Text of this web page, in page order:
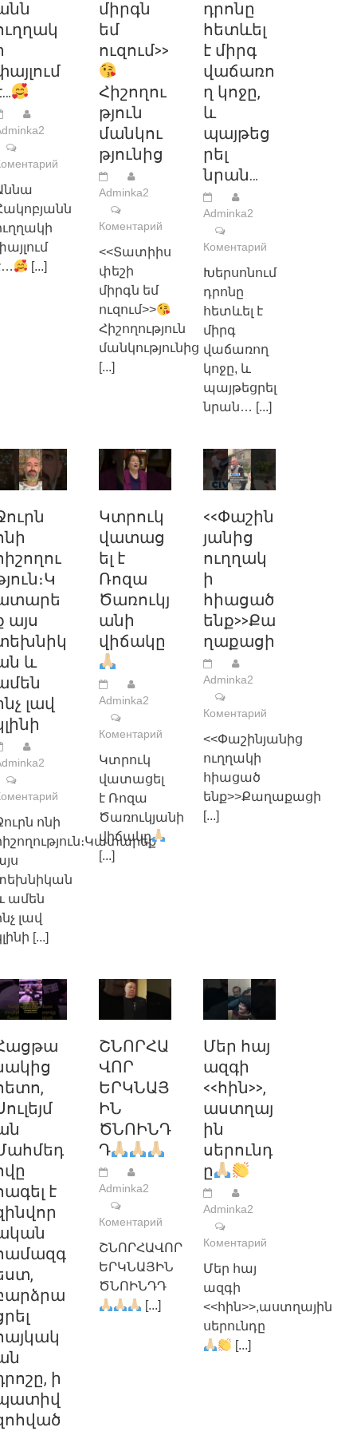
[...]
միրգն
եմ
ուզում>>
Հիշողու
թյուն
մանկու
թյունից
Adminka2
Коментарий
<<Տատիիս
փեշի
միրգն եմ
ուզում>>
Հիշողություն
մանկությունից
[...]
դրոնը
հետևել
է միրգ
վաճառո
ղ կոջը,
և
պայթեց
րել
նրան…
Adminka2
Коментарий
Խերսոնում
դրոնը
հետևել է
միրգ
վաճառող
կոջը, և
պայթեցրել
նրան… [...]
այս
և
լավ
ոնի
ամեն
լավ
[...]
Կտրուկ
վատաց
ել է
Ռոզա
Ծառուկյ
անի
վիճակը
Adminka2
Коментарий
Կտրուկ
վատացել
է Ռոզա
Ծառուկյանի
վիճակը
[...]
<<Փաշին
յանից
ուղղակ
ի
հիացած
ենք>>Քա
ղաքացի
Adminka2
Коментарий
<<Փաշինյանից
ուղղակի
հիացած
ենք>>Քաղաքացի
[...]
է
ի
ՇՆՈՐՀԱ
ՎՈՐ
ԵՐԿՆԱՅ
ԻՆ
ԾՆՈԻՆԴ
Դ
Adminka2
Коментарий
ՇՆՈՐՀԱՎՈՐ
ԵՐԿՆԱՅԻՆ
ԾՆՈԻՆԴԴ
[...]
Մեր հայ
ազգի
<<հին>>,
աստղայ
ին
սերունդ
ը
Adminka2
Коментарий
Մեր հայ
ազգի
<<հին>>,աստղային
սերունդը
[...]